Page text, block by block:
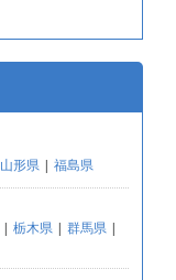
山形県 | 福島県
| 栃木県 | 群馬県 |